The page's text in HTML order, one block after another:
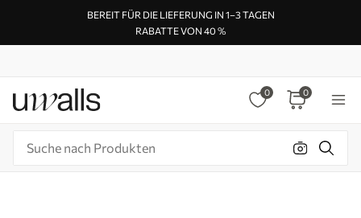
BEREIT FÜR DIE LIEFERUNG IN 1–3 TAGEN
RABATTE VON 40 %
0 0